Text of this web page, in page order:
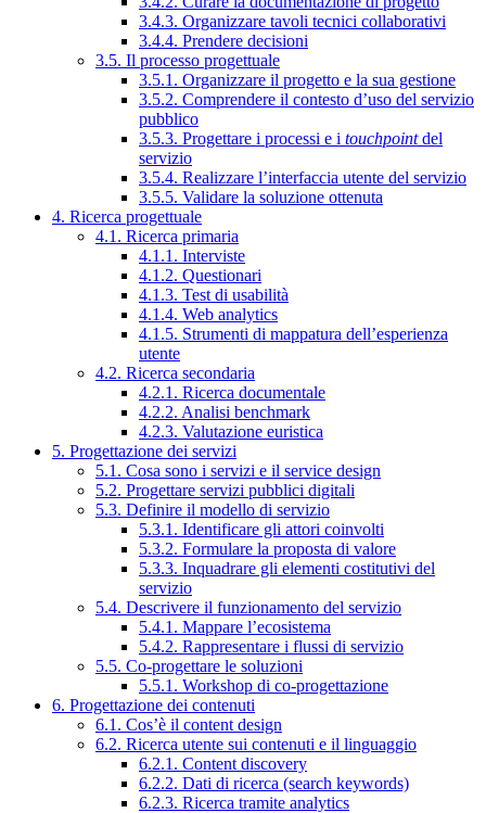
3.4.3. Organizzare tavoli tecnici collaborativi
3.4.4. Prendere decisioni
3.5. Il processo progettuale
3.5.1. Organizzare il progetto e la sua gestione
3.5.2. Comprendere il contesto d’uso del servizio
pubblico
3.5.3. Progettare i processi e i touchpointdel
servizio
3.5.4. Realizzare l’interfaccia utente del servizio
3.5.5. Validare la soluzione ottenuta
4. Ricerca progettuale
4.1. Ricerca primaria
4.1.1. Interviste
4.1.2. Questionari
4.1.3. Test di usabilità
4.1.4. Web analytics
4.1.5. Strumenti di mappatura dell’esperienza
utente
4.2. Ricerca secondaria
4.2.1. Ricerca documentale
4.2.2. Analisi benchmark
4.2.3. Valutazione euristica
5. Progettazione dei servizi
5.1. Cosa sono i servizi e il service design
5.2. Progettare servizi pubblici digitali
5.3. Definire il modello di servizio
5.3.1. Identificare gli attori coinvolti
5.3.2. Formulare la proposta di valore
5.3.3. Inquadrare gli elementi costitutivi del
servizio
5.4. Descrivere il funzionamento del servizio
5.4.1. Mappare l’ecosistema
5.4.2. Rappresentare i flussi di servizio
5.5. Co-progettare le soluzioni
5.5.1. Workshop di co-progettazione
6. Progettazione dei contenuti
6.1. Cos’è il content design
6.2. Ricerca utente sui contenuti e il linguaggio
6.2.1. Content discovery
6.2.2. Dati di ricerca (search keywords)
6.2.3. Ricerca tramite analytics